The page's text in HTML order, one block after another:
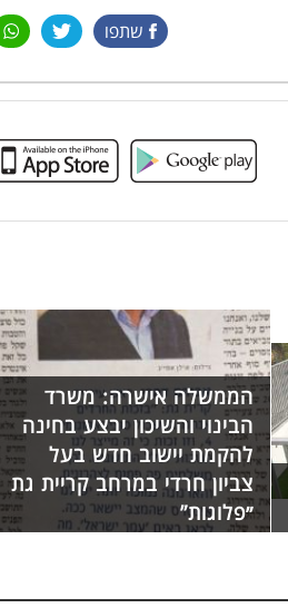
שתפו
הממשלה אישרה: משרד
הבינוי והשיכון יבצע בחינה
להקמת יישוב חדש בעל
צביון חרדי במרחב קריית גת
״פלוגות”